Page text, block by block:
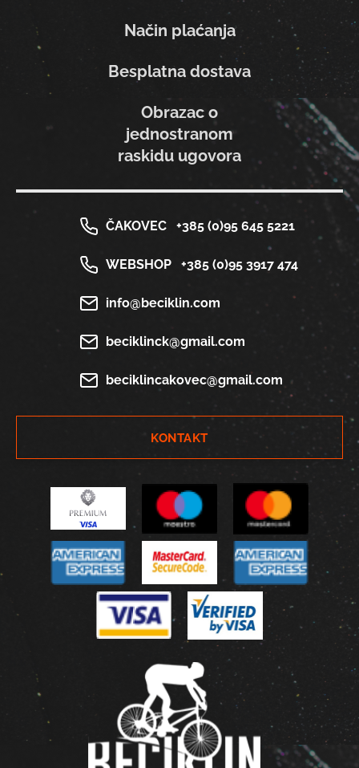
Način plaćanja
Besplatna dostava
Obrazac o
jednostranom
raskidu ugovora
ČAKOVEC +385 (0)95 645 5221
WEBSHOP +385 (0)95 3917 474
info@beciklin.com
beciklinck@gmail.com
beciklincakovec@gmail.com
KONTAKT